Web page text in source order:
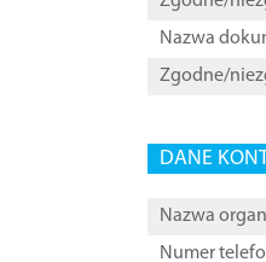
Nazwa
Zgodne/
DANE
Nazwa
Numer